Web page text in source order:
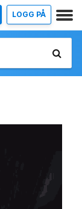
LOGG PÅ